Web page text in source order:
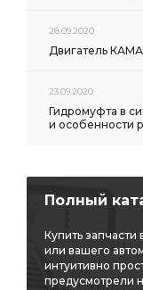
28.09.2020
Двигатель
23.09.2020
Гидромуфта в
и особенности
Полный
Купить
или вашего
интуитивно
предусмотрели